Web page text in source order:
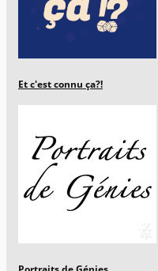
Et c'est connu ça?!